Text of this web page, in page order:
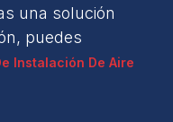
una solución
puedes
Instalación De Aire